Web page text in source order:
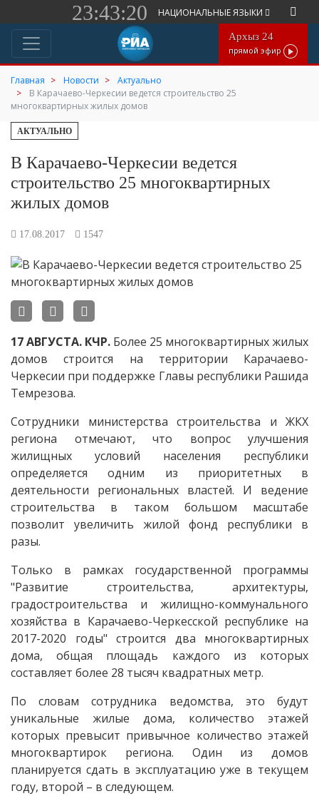
23:43:20 НАЦИОНАЛЬНЫЕ ЯЗЫКИ
Архыз 24
прямой эфир
Главная Новости
Актуально
В Карачаево-Черкесии ведется строительство 25
многоквартирных жилых домов
АКТУАЛЬНО
В Карачаево-Черкесии ведется
строительство 25 многоквартирных
жилых домов
17.08.2017 1547
17 АВГУСТА. КЧР. Более 25 многоквартирных жилых
домов строится на территории Карачаево-
Черкесии при поддержке Главы республики Рашида
Темрезова.
Сотрудники министерства строительства и ЖКХ
региона отмечают, что вопрос улучшения
жилищных условий населения республики
определяется одним из приоритетных в
деятельности региональных властей. И ведение
строительства в таком большом масштабе
позволит увеличить жилой фонд республики в
разы.
Только в рамках государственной программы
"Развитие строительства, архитектуры,
градостроительства и жилищно-коммунального
хозяйства в Карачаево-Черкесской республике на
2017-2020 годы" строится два многоквартирных
дома, общая площадь каждого из которых
составляет более 28 тысяч квадратных метр.
По словам сотрудника ведомства, это будут
уникальные жилые дома, количество этажей
которых превысит привычное количество этажей
многоквартирок региона. Один из домов
планируется сдать в эксплуатацию уже в текущем
году, второй – в следующем.